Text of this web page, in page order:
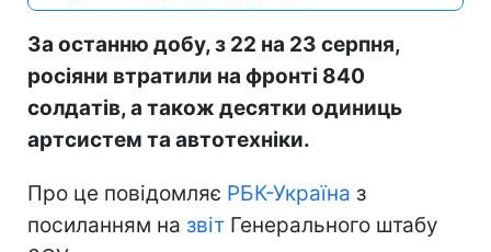
За останню добу, з 22 на 23 серпня,
росіяни втратили на фронті 840
солдатів, а також десятки одиниць
артсистем та автотехніки.
Про це повідомляє РБК-Україна з
посиланням на звіт Генерального штабу